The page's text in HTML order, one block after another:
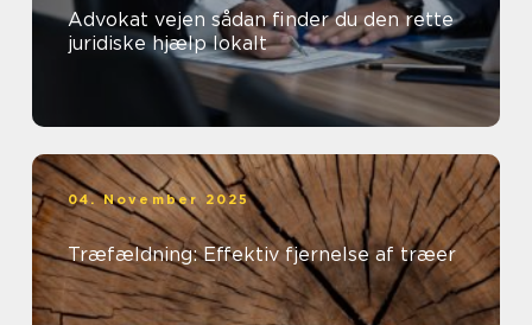
Advokat vejen sådan finder du den rette
juridiske hjælp lokalt
04. November 2025
Træfældning: Effektiv fjernelse af træer